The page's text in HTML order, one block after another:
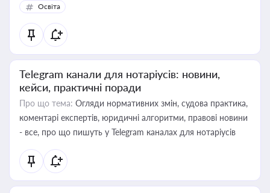
Освіта
Telegram канали для нотаріусів: новини,
кейси, практичні поради
Про що тема: Огляди нормативних змін, судова практика,
коментарі експертів, юридичні алгоритми, правові новини
- все, про що пишуть у Telegram каналах для нотаріусів